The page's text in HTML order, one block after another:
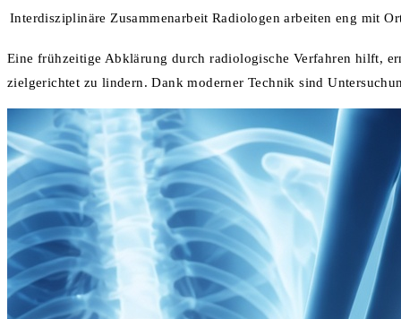
Interdisziplinäre Zusammenarbeit Radiologen arbeiten eng mit
Eine frühzeitige Abklärung durch radiologische Verfahren hilft,
zielgerichtet zu lindern. Dank moderner Technik sind